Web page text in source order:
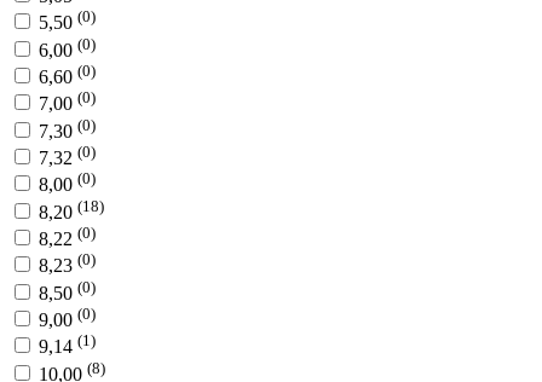
5,50 (0)
6,00 (0)
6,60 (0)
7,00 (0)
7,30 (0)
7,32 (0)
8,00 (0)
8,20 (18)
8,22 (0)
8,23 (0)
8,50 (0)
9,00 (0)
9,14 (1)
10,00 (8)